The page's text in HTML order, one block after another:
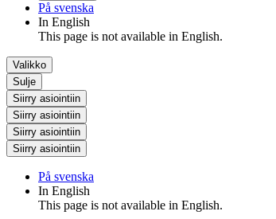
På svenska
In English
This page is not available in English.
Valikko
Sulje
Siirry asiointiin
Siirry asiointiin
Siirry asiointiin
Siirry asiointiin
På svenska
In English
This page is not available in English.